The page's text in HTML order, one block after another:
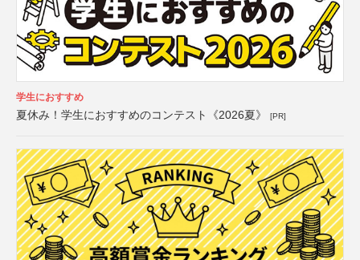
学生におすすめ
夏休み！学生におすすめのコンテスト《2026夏》 [PR]